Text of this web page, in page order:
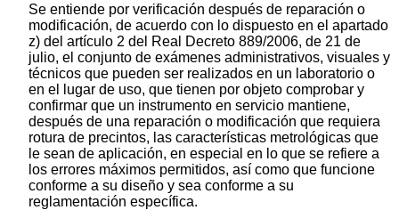
Se entiende por verificación después de reparación o
modificación, de acuerdo con lo dispuesto en el apartado
z) del artículo 2 del Real Decreto 889/2006, de 21 de
julio, el conjunto de exámenes administrativos, visuales y
técnicos que pueden ser realizados en un laboratorio o
en el lugar de uso, que tienen por objeto comprobar y
confirmar que un instrumento en servicio mantiene,
después de una reparación o modificación que requiera
rotura de precintos, las características metrológicas que
le sean de aplicación, en especial en lo que se refiere a
los errores máximos permitidos, así como que funcione
conforme a su diseño y sea conforme a su
reglamentación específica.